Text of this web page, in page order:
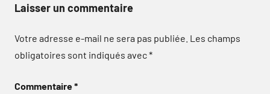
Laisser un commentaire
Votre adresse e-mail ne sera pas publiée. Les champs
obligatoires sont indiqués avec*
Commentaire*